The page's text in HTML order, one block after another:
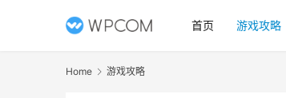
首页 游戏攻略
Home 游戏攻略